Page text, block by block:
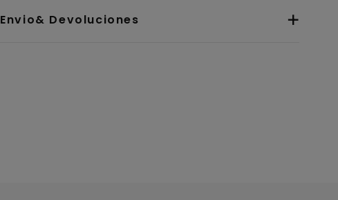
Envio& Devoluciones